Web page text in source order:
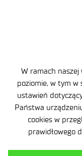
W ramach naszej
poziomie, w tym
ustawień
Państwa
cookies w
prawidłowego